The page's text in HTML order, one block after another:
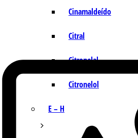
Cinamaldeído
Citral
Citronelal
Citronelol
E – H